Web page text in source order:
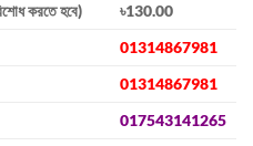
করতে হবে)
৳130.00
01314867981
01314867981
017543141265